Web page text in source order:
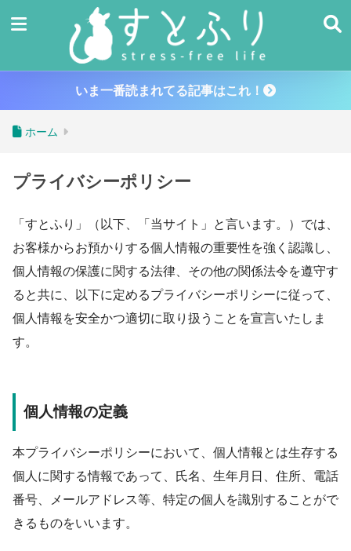
いま一番読まれてる記事はこれ！
ホーム
プライバシーポリシー
「すとふり」（以下、「当サイト」と言います。）では、
お客様からお預かりする個人情報の重要性を強く認識し、
個人情報の保護に関する法律、その他の関係法令を遵守す
ると共に、以下に定めるプライバシーポリシーに従って、
個人情報を安全かつ適切に取り扱うことを宣言いたしま
す。
個人情報の定義
本プライバシーポリシーにおいて、個人情報とは生存する
個人に関する情報であって、氏名、生年月日、住所、電話
番号、メールアドレス等、特定の個人を識別することがで
きるものをいいます。